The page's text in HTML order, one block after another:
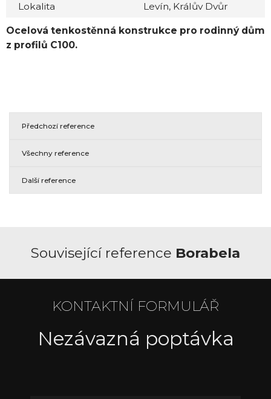
Lokalita
Levín, Králův Dvůr
Ocelová tenkostěnná konstrukce pro rodinný dům
z profilů C100.
Předchozí reference
Všechny reference
Další reference
Související reference Borabela
KONTAKTNÍ FORMULÁŘ
Nezávazná poptávka